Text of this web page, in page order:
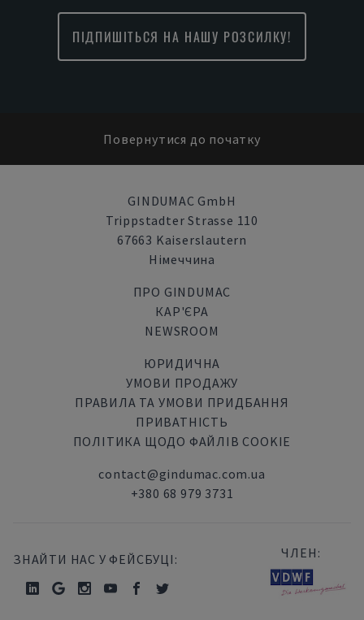
ПІДПИШІТЬСЯ НА НАШУ РОЗСИЛКУ!
Повернутися до початку
GINDUMAC GmbH
Trippstadter Strasse 110
67663 Kaiserslautern
Німеччина
ПРО GINDUMAC
КАР'ЄРА
NEWSROOM
ЮРИДИЧНА
УМОВИ ПРОДАЖУ
ПРАВИЛА ТА УМОВИ ПРИДБАННЯ
ПРИВАТНІСТЬ
ПОЛІТИКА ЩОДО ФАЙЛІВ COOKIE
contact@gindumac.com.ua
+380 68 979 3731
ЗНАЙТИ НАС У ФЕЙСБУЦІ: ЧЛЕН: